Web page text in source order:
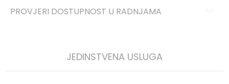
PROVJERI DOSTUPNOST U RADNJAMA
JEDINSTVENA USLUGA